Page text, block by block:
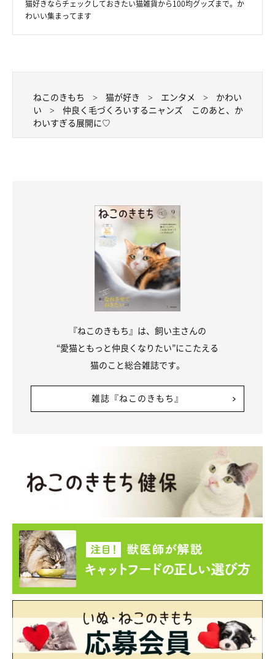
猫好きならチェックしておきたい猫雑貨から100均グッズまで。か
わいい集まってます
ねこのきもち 猫が好き エンタメ
かわい
い
仲良く毛づくろいするニャンズ このあと、か
わいすぎる展開に♡
『ねこのきもち』は、飼い主さんの
“愛猫ともっと仲良くなりたい”にこたえる
猫のこと総合雑誌です。
雑誌『ねこのきもち』